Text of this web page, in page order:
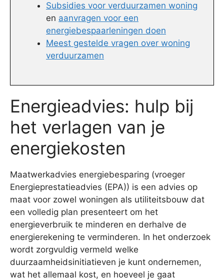
Subsidies voor verduurzamen woning
en aanvragen voor een
energiebespaarleningen doen
Meest gestelde vragen over woning
verduurzamen
Energieadvies: hulp bij
het verlagen van je
energiekosten
Maatwerkadvies energiebesparing (vroeger
Energieprestatieadvies (EPA)) is een advies op
maat voor zowel woningen als utiliteitsbouw dat
een volledig plan presenteert om het
energieverbruik te minderen en derhalve de
energierekening te verminderen. In het onderzoek
wordt zorgvuldig vermeld welke
duurzaamheidsinitiatieven je kunt ondernemen,
wat het allemaal kost, en hoeveel je gaat